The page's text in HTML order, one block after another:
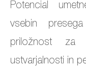
Potencial
vsebin
priložnost za
ustvarjalnosti in